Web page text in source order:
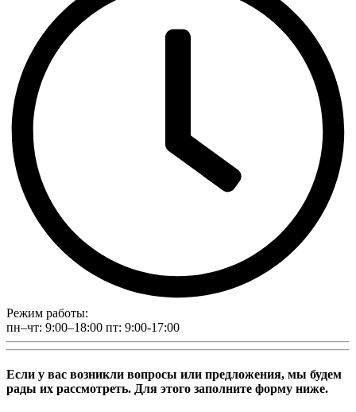
Режим работы:
пн–чт: 9:00–18:00 пт: 9:00-17:00
Если у вас возникли вопросы или предложения, мы будем
рады их рассмотреть. Для этого заполните форму ниже.